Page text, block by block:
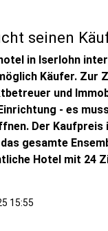
seinen
in Iserlohn
Käufer. Zur
und
- es
Der
gesamte
Hotel mit 24
15:55